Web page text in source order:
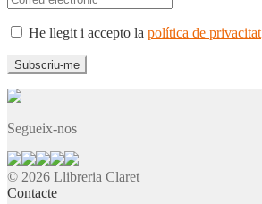
He llegit i accepto la política de privacitat
Segueix-nos
© 2026 Llibreria Claret
Contacte